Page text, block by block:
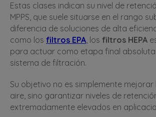
Estas clases indican su nivel de
MPPS, que suele situarse en el rango
diferencia de soluciones de alta
como los filtros EPA, los filtros HEPA
para actuar como etapa final
sistema de filtración.
Su objetivo no es simplemente mejorar
aire, sino garantizar niveles de
extremadamente elevados en